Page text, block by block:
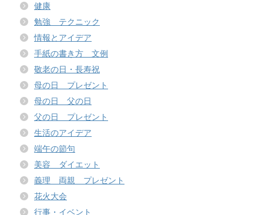
健康
勉強 テクニック
情報とアイデア
手紙の書き方 文例
敬老の日・長寿祝
母の日 プレゼント
母の日 父の日
父の日 プレゼント
生活のアイデア
端午の節句
美容 ダイエット
義理 両親 プレゼント
花火大会
行事・イベント